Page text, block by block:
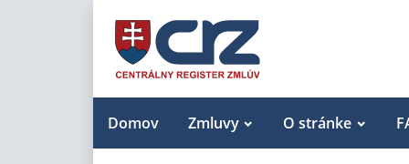
Domov Zmluvy O stránke